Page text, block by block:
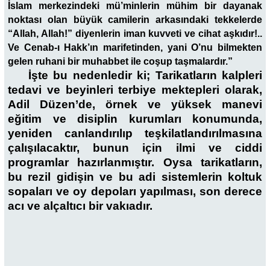
İslam merkezindeki mü’minlerin mühim bir dayanak
noktası olan büyük camilerin arkasındaki tekkelerde
“Allah, Allah!” diyenlerin iman kuvveti ve cihat aşkıdır!..
Ve Cenab-ı Hakk’ın marifetinden, yani O’nu bilmekten
gelen ruhani bir muhabbet ile coşup taşmalardır.”
İşte bu nedenledir ki; Tarikatların kalpleri
tedavi ve beyinleri terbiye mektepleri olarak,
Adil Düzen’de, örnek ve yüksek manevi
eğitim ve disiplin kurumları konumunda,
yeniden canlandırılıp teşkilatlandırılmasına
çalışılacaktır, bunun için ilmi ve ciddi
programlar hazırlanmıştır. Oysa tarikatların,
bu rezil gidişin ve bu adi sistemlerin koltuk
sopaları ve oy depoları yapılması, son derece
acı ve alçaltıcı bir vakıadır.